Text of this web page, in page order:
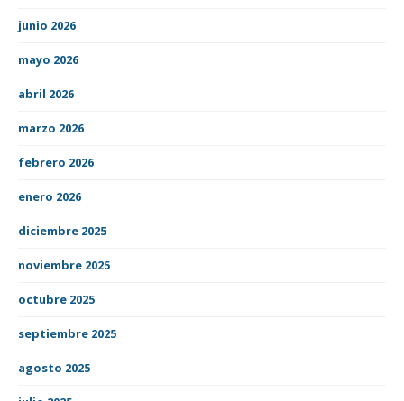
junio 2026
mayo 2026
abril 2026
marzo 2026
febrero 2026
enero 2026
diciembre 2025
noviembre 2025
octubre 2025
septiembre 2025
agosto 2025